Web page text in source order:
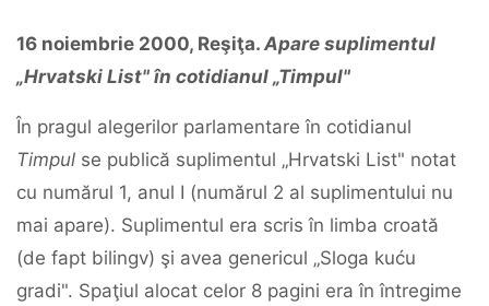
16 noiembrie 2000, Reşiţa. Apare suplimentul
„Hrvatski List" în cotidianul „Timpul"
În pragul alegerilor parlamentare în cotidianul
Timpul se publică suplimentul „Hrvatski List" notat
cu numărul 1, anul I (numărul 2 al suplimentului nu
mai apare). Suplimentul era scris în limba croată
(de fapt bilingv) şi avea genericul „Sloga kuću
gradi". Spaţiul alocat celor 8 pagini era în întregime